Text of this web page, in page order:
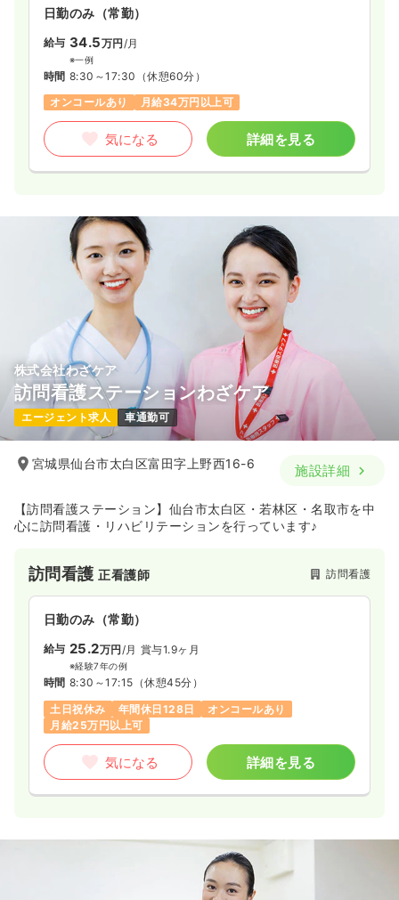
日勤のみ（常勤）
給与 34.5万円 /月
※一例
時間 8:30～17:30 （休憩60分）
オンコールあり
月給34万円以上可
気になる 詳細を見る
株式会社わざケア
訪問看護ステーションわざケア
エージェント求人 車通勤可
宮城県仙台市太白区富田字上野西16-6 施設詳細
【訪問看護ステーション】仙台市太白区・若林区・名取市を中
心に訪問看護・リハビリテーションを行っています♪
訪問看護正看護師 訪問看護
日勤のみ（常勤）
給与 25.2万円/月 賞与1.9ヶ月
※経験7年の例
時間 8:30～17:15 （休憩45分）
土日祝休み
年間休日128日
オンコールあり
月給25万円以上可
気になる 詳細を見る